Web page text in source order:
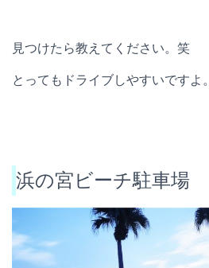
見つけたら教えてください。笑
とってもドライブしやすいですよ。
浜の宮ビーチ駐車場